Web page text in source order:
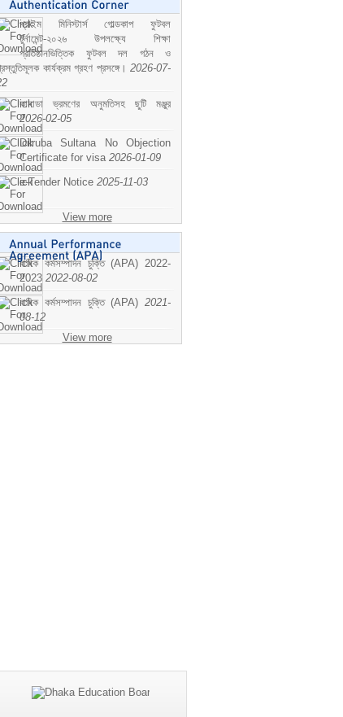
প্রাইম মিনিস্টার্স গোল্ডকাপ ফুটবল
টুর্নামেন্ট-২০২৬ উপলক্ষ্যে শিক্ষা
প্রতিষ্ঠানভিত্তিক ফুটবল দল গঠন ও
কার্যক্রম গ্রহণ প্রসঙ্গে। 2026-07-
কানাডা ভ্রমণের অনুমতিসহ ছুটি মঞ্জুর
2026-02-05
Dilruba Sultana No Objection
Certificate for visa 2026-01-09
e-Tender Notice 2025-11-03
View more
বাষিক কর্মসম্পাদন চুক্তি (APA) 2022-
2023 2022-08-02
বাষিক কর্মসম্পাদন চুক্তি (APA) 2021-
08-12
View more